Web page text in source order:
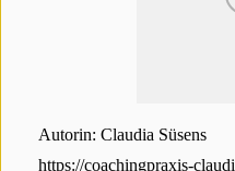
Autorin: Claudia Süsens
https://coachingpraxis-